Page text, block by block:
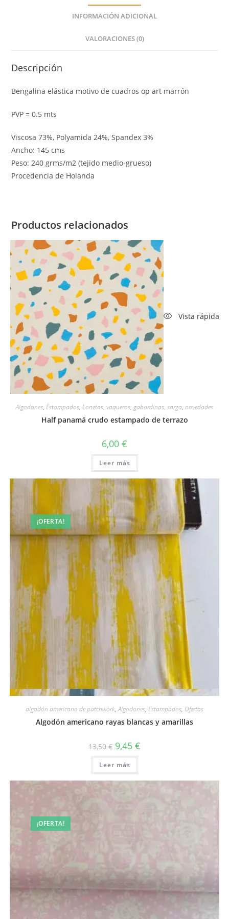
INFORMACIÓN ADICIONAL
VALORACIONES (0)
Descripción
Bengalina elástica motivo de cuadros op art marrón
PVP = 0.5 mts
Viscosa 73%, Polyamida 24%, Spandex 3%
Ancho: 145 cms
Peso: 240 grms/m2 (tejido medio-grueso)
Procedencia de Holanda
Productos relacionados
Vista rápida
Algodones, Estampados, Lonetas, vaqueros, gabardinas, sarga, novedades
Half panamá crudo estampado de terrazo
6,00 €
Leer más
¡OFERTA!
Vista rápida
algodón americano de patchwork,Algodones, Estampados, Ofertas
Algodón americano rayas blancas y amarillas
13,50€ El
precio
original
era:
13,50 €.
9,45 €
Leer más
¡OFERTA!